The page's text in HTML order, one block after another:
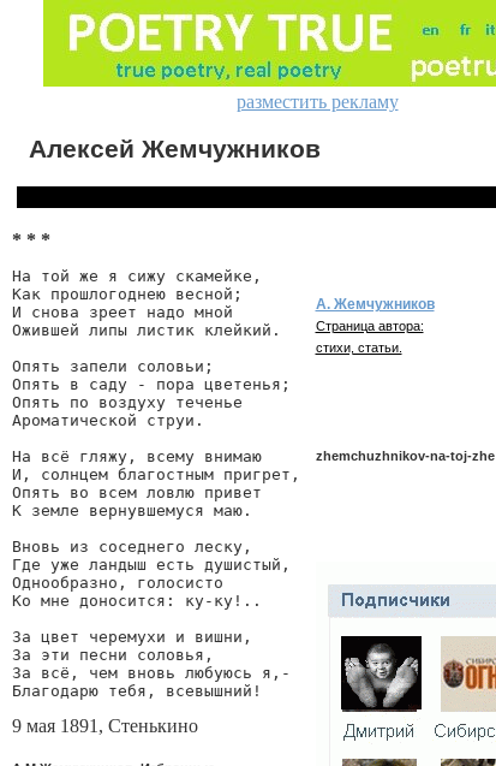
разместить рекламу
Алексей Жемчужников
* * *
На той же я сижу скамейке,
Как прошлогоднею весной;
И снова зреет надо мной
Ожившей липы листик клейкий.
Опять запели соловьи;
Опять в саду - пора цветенья;
Опять по воздуху теченье
Ароматической струи.
На всё гляжу, всему внимаю
И, солнцем благостным пригрет,
Опять во всем ловлю привет
К земле вернувшемуся маю.
Вновь из соседнего леску,
Где уже ландыш есть душистый,
Однообразно, голосисто
Ко мне доносится: ку-ку!..
За цвет черемухи и вишни,
За эти песни соловья,
За всё, чем вновь любуюсь я,-
Благодарю тебя, всевышний!
9 мая 1891, Стенькино
А. Жемчужников
Страница автора:
стихи, статьи.
zhemchuzhnikov-na-toj-zhe